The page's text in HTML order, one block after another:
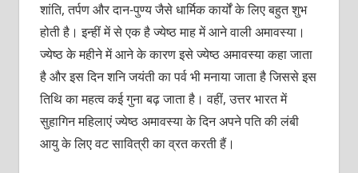
शांति, तर्पण और दान-पुण्य जैसे धार्मिक कार्यों के लिए बहुत शुभ
होती है। इन्हीं में से एक है ज्येष्ठ माह में आने वाली अमावस्या।
ज्येष्ठ के महीने में आने के कारण इसे ज्येष्ठ अमावस्या कहा जाता
है और इस दिन शनि जयंती का पर्व भी मनाया जाता है जिससे इस
तिथि का महत्व कई गुना बढ़ जाता है। वहीं, उत्तर भारत में
सुहागिन महिलाएं ज्येष्ठ अमावस्या के दिन अपने पति की लंबी
आयु के लिए वट सावित्री का व्रत करती हैं।